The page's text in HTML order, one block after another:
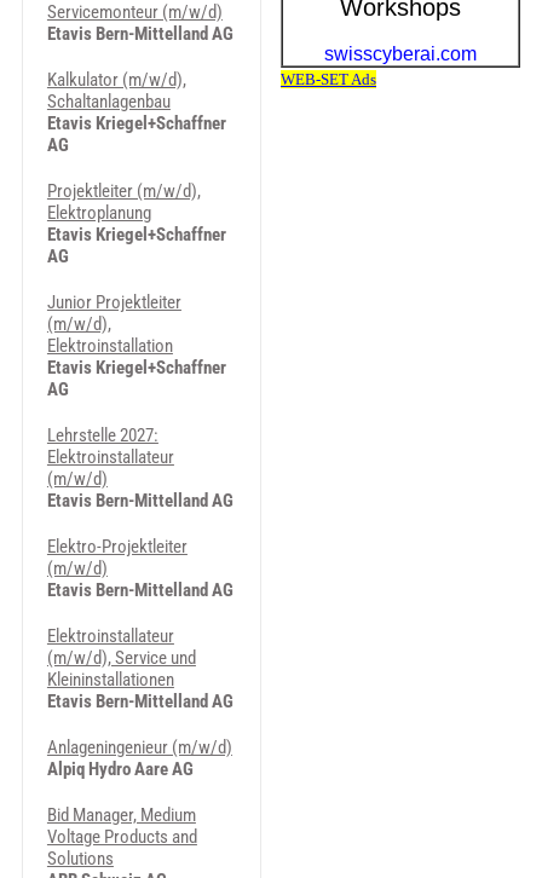
Servicemonteur (m/w/d)
Etavis Bern-Mittelland AG
Kalkulator (m/w/d),
Schaltanlagenbau
Etavis Kriegel+Schaffner
AG
Projektleiter (m/w/d),
Elektroplanung
Etavis Kriegel+Schaffner
AG
Junior Projektleiter
(m/w/d),
Elektroinstallation
Etavis Kriegel+Schaffner
AG
Lehrstelle 2027:
Elektroinstallateur
(m/w/d)
Etavis Bern-Mittelland AG
Elektro-Projektleiter
(m/w/d)
Etavis Bern-Mittelland AG
Elektroinstallateur
(m/w/d), Service und
Kleininstallationen
Etavis Bern-Mittelland AG
Anlageningenieur (m/w/d)
Alpiq Hydro Aare AG
Bid Manager, Medium
Voltage Products and
Solutions